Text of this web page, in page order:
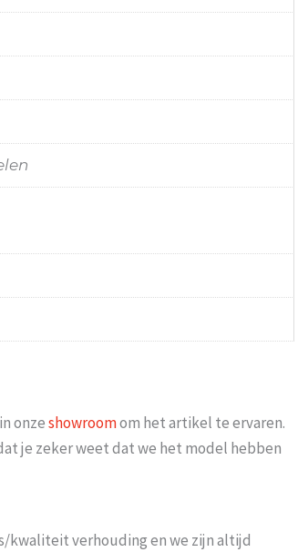
te laten bezorgen Nu minimaal 2 weken erop
onzeshowroomom het artikel te ervaren.
je zeker weet dat we het model hebben
kwaliteit verhouding en we zijn altijd